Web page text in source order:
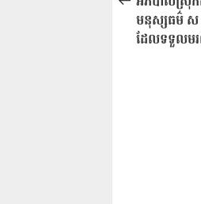
ប្រកាស
មនុស្សធម៌ ស
ដែលទទួលម